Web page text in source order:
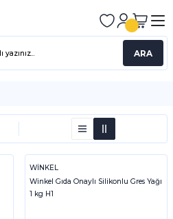
ARA
WİNKEL
Winkel Gıda Onaylı Silikonlu Gres Yağı
1 kg H1